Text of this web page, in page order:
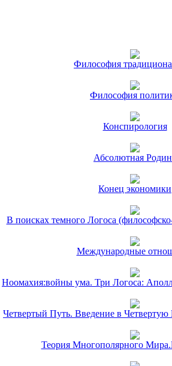
Философия
Философия
Конспирология
Абсолютная
Конец экономики
В поисках темного Логоса
Международные
Ноомахия:войны ума. Три Логоса:
Четвертый Путь. Введение в
Теория Многополярного